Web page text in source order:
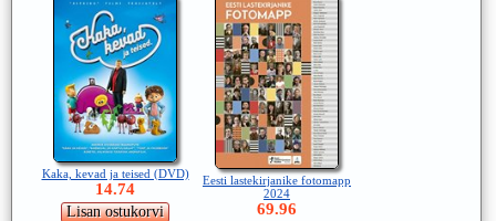
Kaka, kevad ja teised (DVD)
14.74
Eesti lastekirjanike fotomapp
2024
69.96